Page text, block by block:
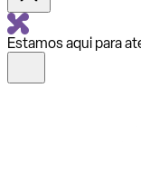
Estamos aqui para